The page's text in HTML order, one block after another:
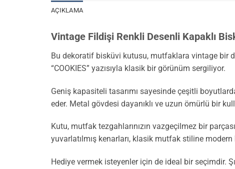
AÇIKLAMA
Vintage Fildişi Renkli Desenli Kapaklı
Bu dekoratif bisküvi kutusu, mutfaklara vintage bir
“COOKIES” yazısıyla klasik bir görünüm sergiliyor.
Geniş kapasiteli tasarımı sayesinde çeşitli
eder. Metal gövdesi dayanıklı ve uzun ömürlü bir
Kutu, mutfak tezgahlarınızın vazgeçilmez bir
yuvarlatılmış kenarları, klasik mutfak stiline
Hediye vermek isteyenler için de ideal bir seçimdir.